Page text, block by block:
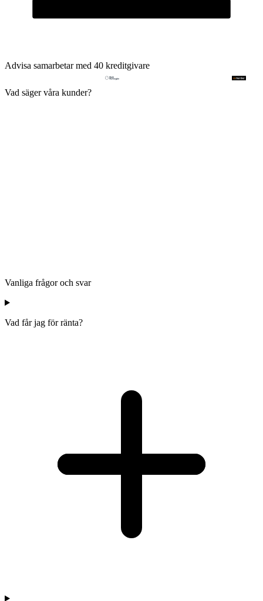
Advisa samarbetar med 40 kreditgivare
Vad säger våra kunder?
Vanliga frågor och svar
Vad får jag för ränta?